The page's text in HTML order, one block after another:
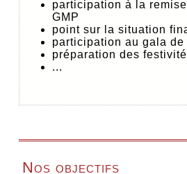
participation à la
GMP
point sur la situation
participation au gala de
préparation des
...
Nos objectifs